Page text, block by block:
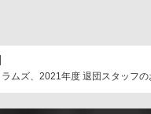
ムズ、2021年度 退団スタッフ